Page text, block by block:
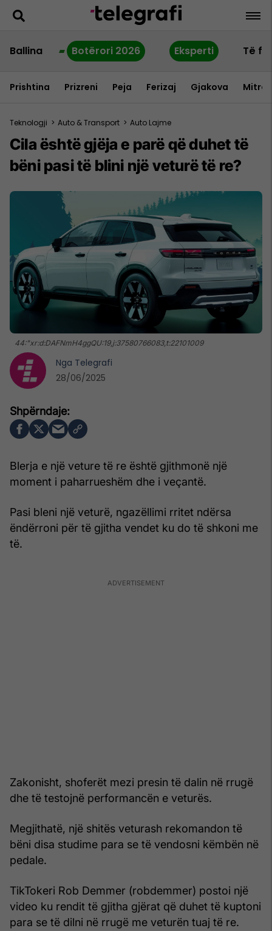
Ballina Botërori 2026 Eksperti Të
Prishtina Prizreni Peja Ferizaj Gjakova
Teknologji > Auto & Transport > Auto Lajme
Cila është gjëja e parë që duhet të
bëni pasi të blini një veturë të re?
44:"xr:d:DAFNmH4ggQU:19,j:37580766083,t:22101009
Blerja e një veture të re është gjithmonë një
moment i paharrueshëm dhe i veçantë.
Pasi bleni një veturë, ngazëllimi rritet ndërsa
ëndërroni për të gjitha vendet ku do të shkoni me
të.
Zakonisht, shoferët mezi presin të dalin në rrugë
dhe të testojnë performancën e veturës.
Megjithatë, një shitës veturash rekomandon të
bëni disa studime para se të vendosni këmbën në
pedale.
TikTokeri Rob Demmer (robdemmer) postoi një
video ku rendit të gjitha gjërat që duhet të kuptoni
para se të dilni në rrugë me veturën tuaj të re.
Nga Telegrafi
28/06/2025